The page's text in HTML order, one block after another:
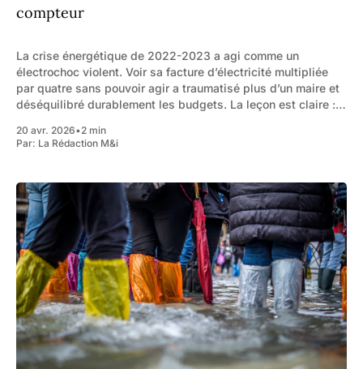
compteur
La crise énergétique de 2022-2023 a agi comme un
électrochoc violent. Voir sa facture d’électricité multipliée
par quatre sans pouvoir agir a traumatisé plus d’un maire et
déséquilibré durablement les budgets. La leçon est claire :
20 avr. 2026•2 min
Par: La Rédaction M&i